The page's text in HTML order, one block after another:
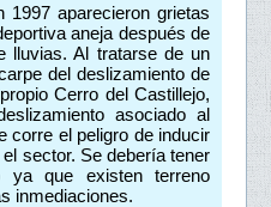
aparecieron grietas
aneja después de
lluvias. Al tratarse de un
del deslizamiento de
Cerro del Castillejo,
asociado al
corre el peligro de inducir
sector. Se debería tener
ya que existen terreno
inmediaciones.